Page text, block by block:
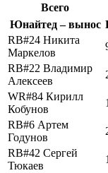
Всего
Юнайтед – вынос
RB#24 Никита
Маркелов
RB#22 Владимир
Алексеев
WR#84 Кирилл
Кобунов
1
RB#6 Артем
Годунов
RB#42 Сергей
Тюкаев
1